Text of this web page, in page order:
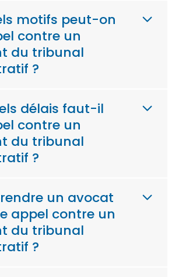
motifs peut-on
contre un
du tribunal
?
délais faut-il
contre un
du tribunal
?
un avocat
appel contre un
du tribunal
?